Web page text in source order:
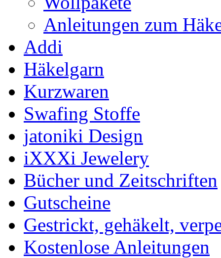
Anleitungen zum
Addi
Häkelgarn
Kurzwaren
Swafing Stoffe
jatoniki Design
iXXXi Jewelery
Bücher und Zeitschriften
Gutscheine
Gestrickt, gehäkelt,
Kostenlose Anleitungen